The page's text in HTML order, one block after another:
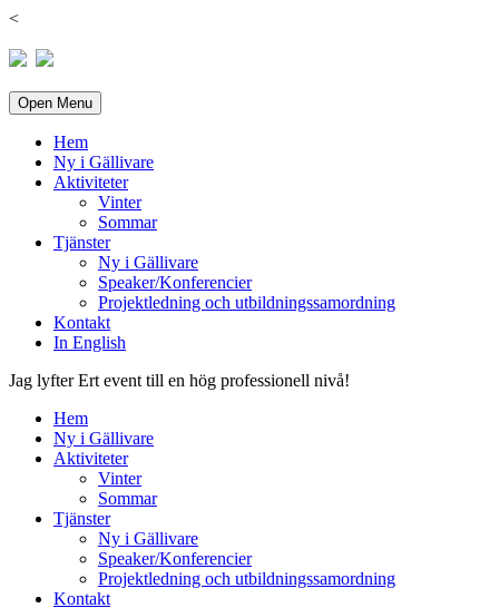
<
Open Menu
Hem
Ny i Gällivare
Aktiviteter
Vinter
Sommar
Tjänster
Ny i Gällivare
Speaker/Konferencier
Projektledning och utbildningssamordning
Kontakt
In English
Jag lyfter Ert event till en hög professionell nivå!
Hem
Ny i Gällivare
Aktiviteter
Vinter
Sommar
Tjänster
Ny i Gällivare
Speaker/Konferencier
Projektledning och utbildningssamordning
Kontakt